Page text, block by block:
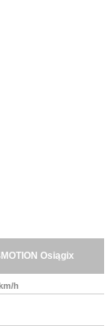
Osiągix
h